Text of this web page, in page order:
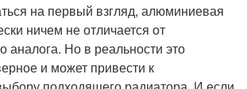
на первый взгляд, алюминиевая
ничем не отличается от
аналога. Но в реальности это
и может привести к